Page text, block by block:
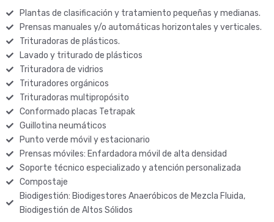
Plantas de clasificación y tratamiento pequeñas y medianas.
Prensas manuales y/o automáticas horizontales y verticales.
Trituradoras de plásticos.
Lavado y triturado de plásticos
Trituradora de vidrios
Trituradores orgánicos
Trituradoras multipropósito
Conformado placas Tetrapak
Guillotina neumáticos
Punto verde móvil y estacionario
Prensas móviles: Enfardadora móvil de alta densidad
Soporte técnico especializado y atención personalizada
Compostaje
Biodigestión: Biodigestores Anaeróbicos de Mezcla Fluida,
Biodigestión de Altos Sólidos